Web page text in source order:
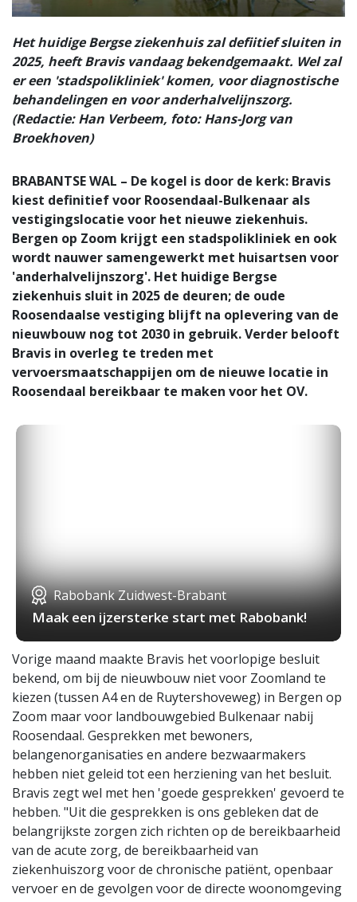
Het huidige Bergse ziekenhuis zal defiitief sluiten in
2025, heeft Bravis vandaag bekendgemaakt. Wel zal
er een 'stadspolikliniek' komen, voor diagnostische
behandelingen en voor anderhalvelijnszorg.
(Redactie: Han Verbeem, foto: Hans-Jorg van
Broekhoven)
BRABANTSE WAL – De kogel is door de kerk: Bravis
kiest definitief voor Roosendaal-Bulkenaar als
vestigingslocatie voor het nieuwe ziekenhuis.
Bergen op Zoom krijgt een stadspolikliniek en ook
wordt nauwer samengewerkt met huisartsen voor
'anderhalvelijnszorg'. Het huidige Bergse
ziekenhuis sluit in 2025 de deuren; de oude
Roosendaalse vestiging blijft na oplevering van de
nieuwbouw nog tot 2030 in gebruik. Verder belooft
Bravis in overleg te treden met
vervoersmaatschappijen om de nieuwe locatie in
Roosendaal bereikbaar te maken voor het OV.
Rabobank Zuidwest-Brabant
Maak een ijzersterke start met Rabobank!
Vorige maand maakte Bravis het voorlopige besluit
bekend, om bij de nieuwbouw niet voor Zoomland te
kiezen (tussen A4 en de Ruytershoveweg) in Bergen op
Zoom maar voor landbouwgebied Bulkenaar nabij
Roosendaal. Gesprekken met bewoners,
belangenorganisaties en andere bezwaarmakers
hebben niet geleid tot een herziening van het besluit.
Bravis zegt wel met hen 'goede gesprekken' gevoerd te
hebben. "Uit die gesprekken is ons gebleken dat de
belangrijkste zorgen zich richten op de bereikbaarheid
van de acute zorg, de bereikbaarheid van
ziekenhuiszorg voor de chronische patiënt, openbaar
vervoer en de gevolgen voor de directe woonomgeving